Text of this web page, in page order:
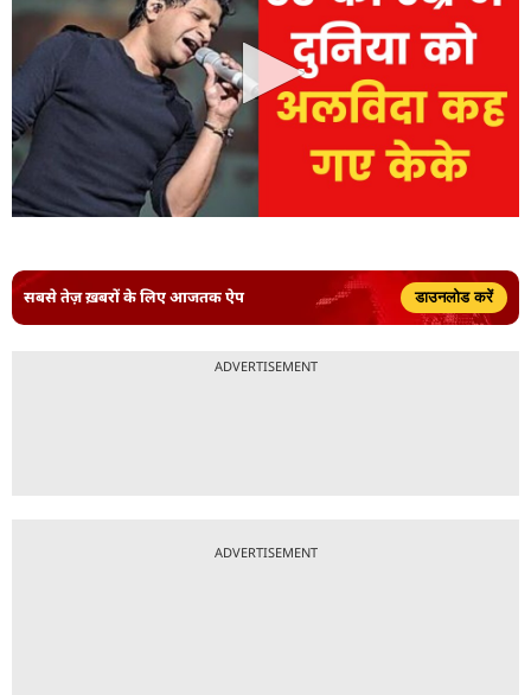
सबसे तेज़ ख़बरों के लिए आजतक ऐप डाउनलोड करें
ADVERTISEMENT
ADVERTISEMENT